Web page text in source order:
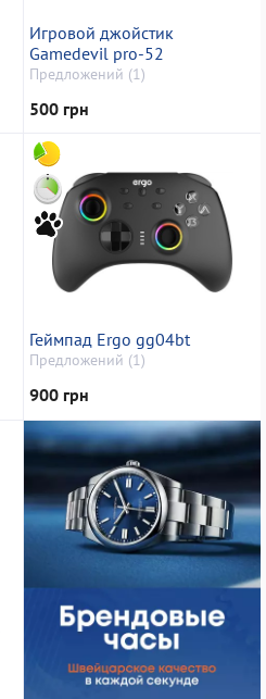
Игровой джойстик
Gamedevil pro-52
Предложений (1)
500 грн
Геймпад Ergo gg04bt
Предложений (1)
900 грн